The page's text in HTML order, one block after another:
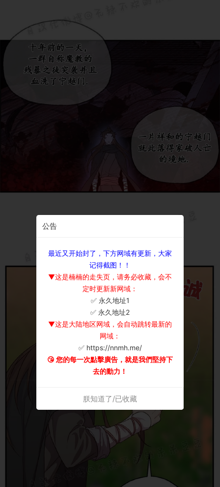
公告
最近又开始封了，下方网域有更新，大家
记得截图！！
▼这是楠楠的走失页，请务必收藏，会不
定时更新新网域：
✅ 永久地址1
✅ 永久地址2
▼这是大陆地区网域，会自动跳转最新的
网域：
✅ https://nnmh.me/
😘 您的每一次點擊廣告，就是我們堅持下
去的動力！
朕知道了/已收藏